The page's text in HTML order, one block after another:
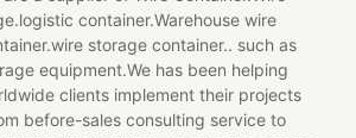
container.Warehouse wire
storage container.. such as
equipment.We has been helping
clients implement their projects
before-sales consulting service to